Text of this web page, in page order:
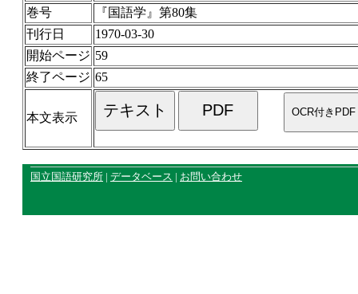
巻号
『国語学』第80集
刊行日
1970-03-30
開始ページ 59
終了ページ 65
本文表示
国立国語研究所 | データベース | お問い合わせ